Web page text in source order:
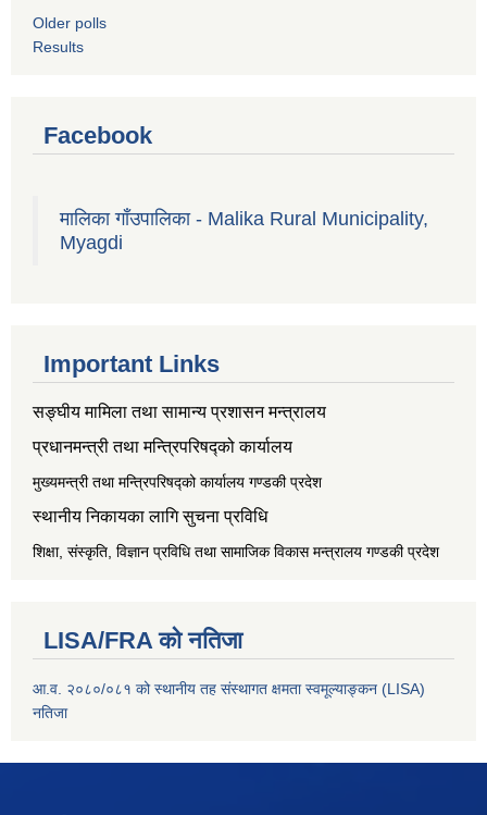
Older polls
Results
Facebook
मालिका गाँउपालिका - Malika Rural Municipality,
Myagdi
Important Links
सङ्‍घीय मामिला तथा सामान्य प्रशासन मन्त्रालय
प्रधानमन्त्री तथा मन्त्रिपरिषद्को कार्यालय
मुख्यमन्त्री तथा मन्त्रिपरिषद्को कार्यालय गण्डकी प्रदेश
स्थानीय निकायका लागि सुचना प्रविधि
शिक्षा, संस्कृति, विज्ञान प्रविधि तथा सामाजिक विकास मन्त्रालय गण्डकी प्रदेश
LISA/FRA को नतिजा
आ.व. २०८०/०८१ को स्थानीय तह संस्थागत क्षमता स्वमूल्याङ्कन (LISA)
नतिजा